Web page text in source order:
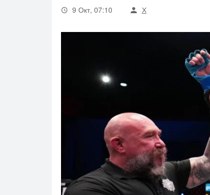
9 Окт, 07:10 Х